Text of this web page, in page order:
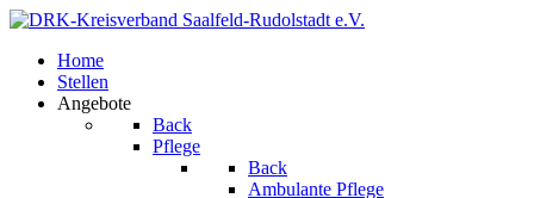
Home
Stellen
Angebote
Back
Pflege
Back
Ambulante Pflege